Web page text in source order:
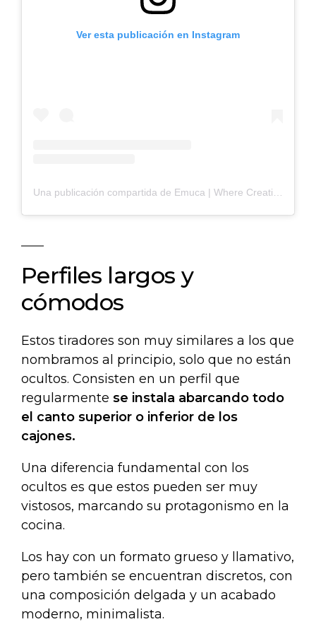
Ver esta publicación en Instagram
Perfiles largos y
cómodos
Estos tiradores son muy similares a los que
nombramos al principio, solo que no están
ocultos. Consisten en un perfil que
regularmente se instala abarcando todo
el canto superior o inferior de los
cajones.
Una diferencia fundamental con los
ocultos es que estos pueden ser muy
vistosos, marcando su protagonismo en la
cocina.
Los hay con un formato grueso y llamativo,
pero también se encuentran discretos, con
una composición delgada y un acabado
moderno, minimalista.